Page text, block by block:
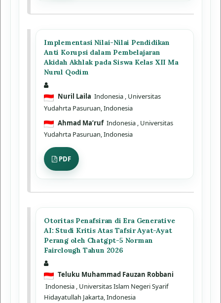
Implementasi Nilai-Nilai Pendidikan
Anti Korupsi dalam Pembelajaran
Akidah Akhlak pada Siswa Kelas XII Ma
Nurul Qodim
Nuril Laila Indonesia , Universitas
Yudahrta Pasuruan, Indonesia
Ahmad Ma’ruf Indonesia , Universitas
Yudahrta Pasuruan, Indonesia
PDF
Otoritas Penafsiran di Era Generative
AI: Studi Kritis Atas Tafsir Ayat-Ayat
Perang oleh Chatgpt-5 Norman
Fairclough Tahun 2026
Teluku Muhammad Fauzan Robbani
Indonesia , Universitas Islam Negeri Syarif
Hidayatullah Jakarta, Indonesia